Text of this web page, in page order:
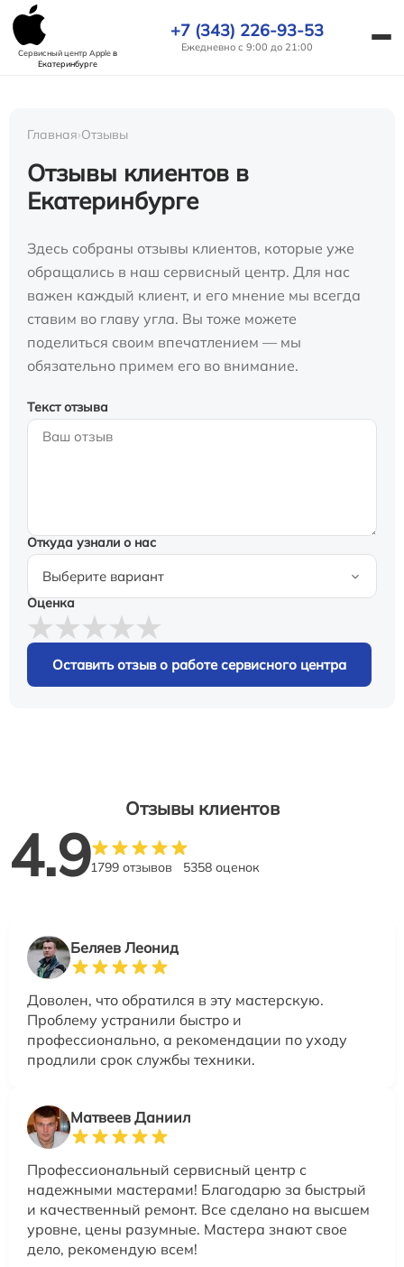
Сервисный центр Appleв
Екатеринбурге
+7 (343) 226-93-53
Ежедневно с 9:00 до 21:00
Главная›Отзывы
Отзывы клиентов в
Екатеринбурге
Здесь собраны отзывы клиентов, которые уже
обращались в наш сервисный центр. Для нас
важен каждый клиент, и его мнение мы всегда
ставим во главу угла. Вы тоже можете
поделиться своим впечатлением — мы
обязательно примем его во внимание.
Текст отзыва
Откуда узнали о нас
Оценка
Оставить отзыв о работе сервисного центра
Отзывы клиентов
4.91799 отзывов 5358 оценок
Беляев Леонид
Доволен, что обратился в эту мастерскую.
Проблему устранили быстро и
профессионально, а рекомендации по уходу
продлили срок службы техники.
Матвеев Даниил
Профессиональный сервисный центр с
надежными мастерами! Благодарю за быстрый
и качественный ремонт. Все сделано на высшем
уровне, цены разумные. Мастера знают свое
дело, рекомендую всем!